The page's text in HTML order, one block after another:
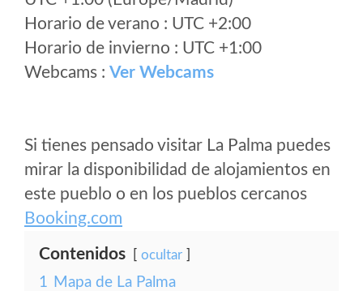
Horario de verano : UTC +2:00
Horario de invierno : UTC +1:00
Webcams : Ver Webcams
Si tienes pensado visitar La Palma puedes
mirar la disponibilidad de alojamientos en
este pueblo o en los pueblos cercanos
Booking.com
Contenidos ocultar
1 Mapa de La Palma